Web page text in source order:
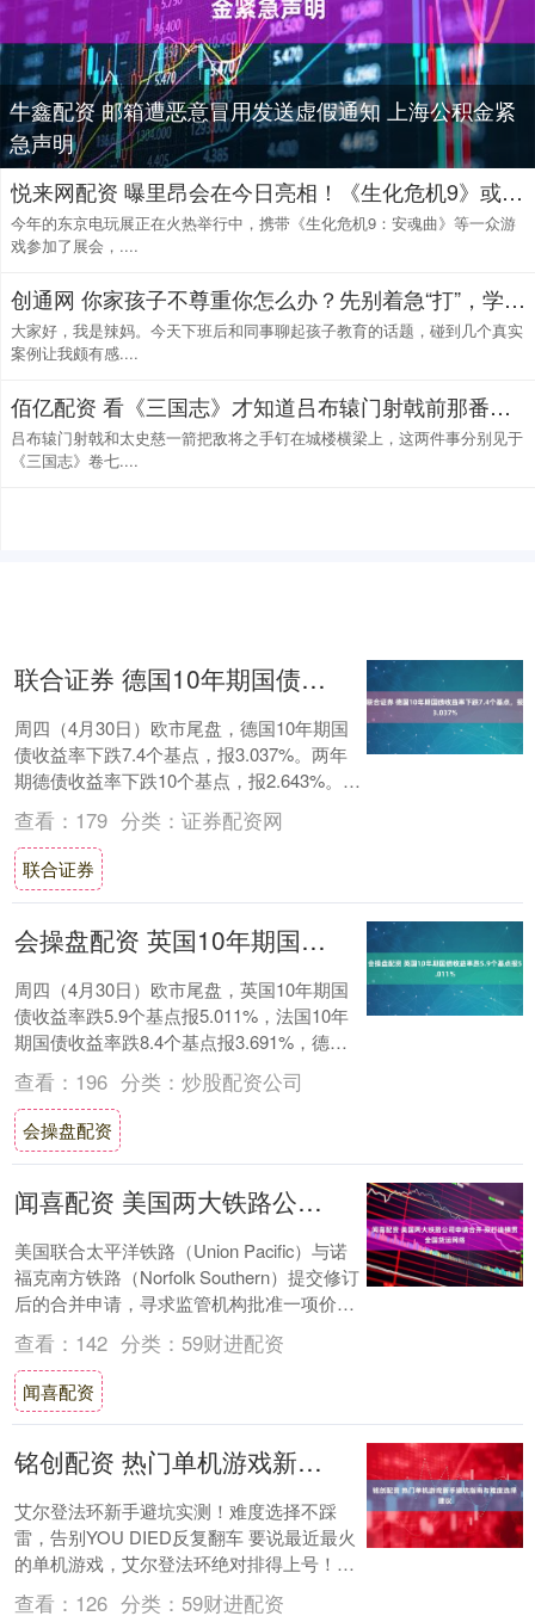
牛鑫配资 邮箱遭恶意冒用发送虚假通知 上海公积金紧
急声明
悦来网配资 曝里昂会在今日亮相！《生化危机9》或公开新预告片
今年的东京电玩展正在火热举行中，携带《生化危机9：安魂曲》等一众游
戏参加了展会，....
创通网 你家孩子不尊重你怎么办？先别着急“打”，学会这3条“法则”就足够了
大家好，我是辣妈。今天下班后和同事聊起孩子教育的话题，碰到几个真实
案例让我颇有感....
佰亿配资 看《三国志》才知道吕布辕门射戟前那番话的真意：如果射不中，纪灵就要就得当场丧命
吕布辕门射戟和太史慈一箭把敌将之手钉在城楼横梁上，这两件事分别见于
《三国志》卷七....
联合证券 德国10年期国债收益率下跌7.4个基点，报3.037%
周四（4月30日）欧市尾盘，德国10年期国
债收益率下跌7.4个基点，报3.037%。两年
期德债收益率下跌10个基点，报2.643%。30
年期德债收益率跌4.4个....
查看： 179 分类： 证券配资网
联合证券
会操盘配资 英国10年期国债收益率跌5.9个基点报5.011%
周四（4月30日）欧市尾盘，英国10年期国
债收益率跌5.9个基点报5.011%，法国10年
期国债收益率跌8.4个基点报3.691%，德国
10年期国债收益率跌7.....
查看： 196 分类： 炒股配资公司
会操盘配资
闻喜配资 美国两大铁路公司申请合并 拟打造横贯全国货运网络
美国联合太平洋铁路（Union Pacific）与诺
福克南方铁路（Norfolk Southern）提交修订
后的合并申请，寻求监管机构批准一项价值
850亿美元的....
查看： 142 分类： 59财进配资
闻喜配资
铭创配资 热门单机游戏新手避坑指南与难度选择建议
艾尔登法环新手避坑实测！难度选择不踩
雷，告别YOU DIED反复翻车 要说最近最火
的单机游戏，艾尔登法环绝对排得上号！开
放世界超大，玩法也多样，地图里藏着各种
查看： 126 分类： 59财进配资